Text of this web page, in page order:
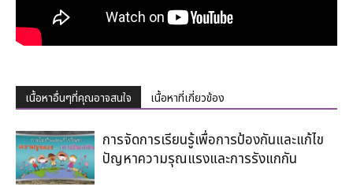
เนื้อหาอื่นๆที่คุณอาจสนใจ เนื้อหาที่เกี่ยวข้อง
การจัดการเรียนรู้เพื่อการป้องกันและแก้ไข
ปัญหาความรุณแรงและการรังแกกัน